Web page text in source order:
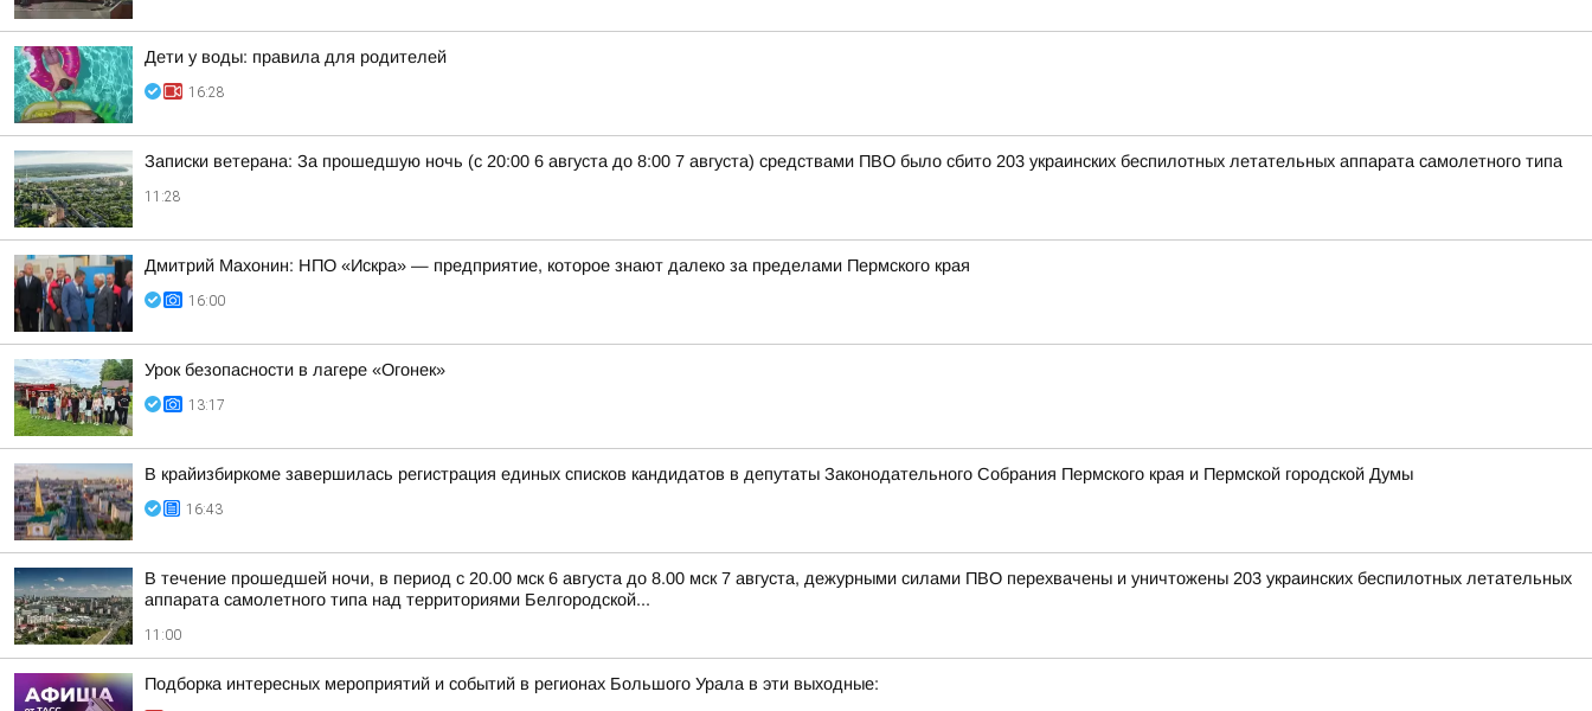
Дети у воды: правила для родителей
16:28
Записки ветерана: За прошедшую ночь (с 20:00 6 августа до 8:00 7 августа) средствами ПВО было сбито 203 украинских беспилотных летательных аппарата самолетного типа
11:28
Дмитрий Махонин: НПО «Искра» — предприятие, которое знают далеко за пределами Пермского края
16:00
Урок безопасности в лагере «Огонек»
13:17
В крайизбиркоме завершилась регистрация единых списков кандидатов в депутаты Законодательного Собрания Пермского края и Пермской городской Думы
16:43
В течение прошедшей ночи, в период с 20.00 мск 6 августа до 8.00 мск 7 августа, дежурными силами ПВО перехвачены и уничтожены 203 украинских беспилотных летательных
аппарата самолетного типа над территориями Белгородской...
11:00
Подборка интересных мероприятий и событий в регионах Большого Урала в эти выходные: